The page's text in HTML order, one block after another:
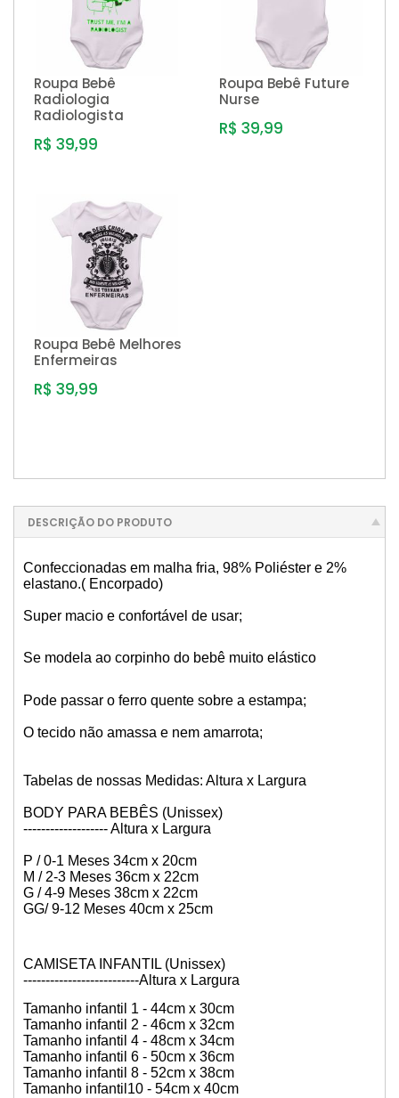
Roupa Bebê
Radiologia
Radiologista
R$ 39,99
Roupa Bebê Future
Nurse
R$ 39,99
Roupa Bebê Melhores
Enfermeiras
R$ 39,99
DESCRIÇÃO DO PRODUTO
Confeccionadas em malha fria, 98% Poliéster e 2%
elastano.( Encorpado)
Super macio e confortável de usar;
Se modela ao corpinho do bebê muito elástico
Pode passar o ferro quente sobre a estampa;
O tecido não amassa e nem amarrota;
Tabelas de nossas Medidas: Altura x Largura
BODY PARA BEBÊS (Unissex)
------------------- Altura x Largura
P / 0-1 Meses 34cm x 20cm
M / 2-3 Meses 36cm x 22cm
G / 4-9 Meses 38cm x 22cm
GG/ 9-12 Meses 40cm x 25cm
CAMISETA INFANTIL (Unissex)
--------------------------Altura x Largura
Tamanho infantil 1 - 44cm x 30cm
Tamanho infantil 2 - 46cm x 32cm
Tamanho infantil 4 - 48cm x 34cm
Tamanho infantil 6 - 50cm x 36cm
Tamanho infantil 8 - 52cm x 38cm
Tamanho infantil10 - 54cm x 40cm